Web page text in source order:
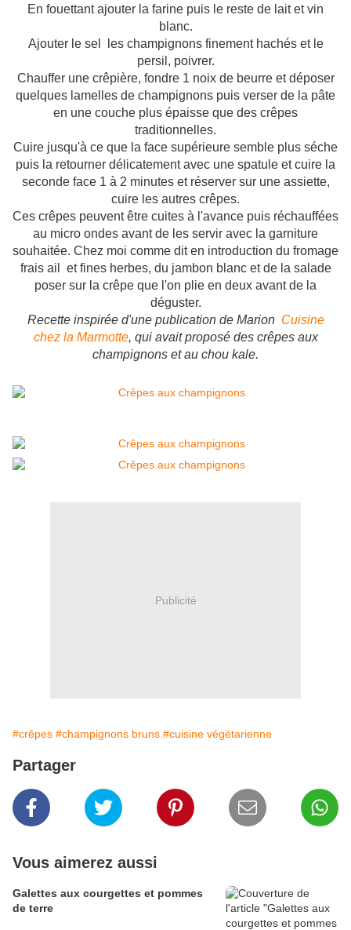
En fouettant ajouter la farine puis le reste de lait et vin
blanc.
Ajouter le sel les champignons finement hachés et le
persil, poivrer.
Chauffer une crêpière, fondre 1 noix de beurre et déposer
quelques lamelles de champignons puis verser de la pâte
en une couche plus épaisse que des crêpes
traditionnelles.
Cuire jusqu'à ce que la face supérieure semble plus séche
puis la retourner délicatement avec une spatule et cuire la
seconde face 1 à 2 minutes et réserver sur une assiette,
cuire les autres crêpes.
Ces crêpes peuvent être cuites à l'avance puis réchauffées
au micro ondes avant de les servir avec la garniture
souhaitée. Chez moi comme dit en introduction du fromage
frais ail et fines herbes, du jambon blanc et de la salade
poser sur la crêpe que l'on plie en deux avant de la
déguster.
Recette inspirée d'une publication de Marion Cuisine
chez la Marmotte, qui avait proposé des crêpes aux
champignons et au chou kale.
Publicité
#crêpes #champignons bruns #cuisine végétarienne
Partager
Vous aimerez aussi
Galettes aux courgettes et pommes
de terre